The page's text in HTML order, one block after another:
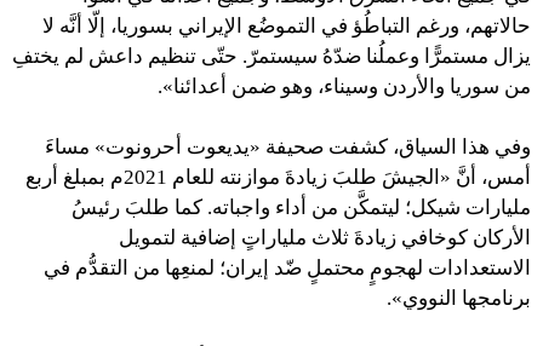
حالاتهم، ورغم التباطُؤ في التموضُع الإيراني بسوريا، إلّا أنَّه لا
يزال مستمرًّا وعملُنا ضدّهُ سيستمرّ. حتّى تنظيم داعش لم يختفِ
من سوريا والأردن وسيناء، وهو ضمن أعدائنا».
وفي هذا السياق، كشفت صحيفة «يديعوت أحرونوت» مساءَ
أمس، أنَّ «الجيشَ طلبَ زيادةَ موازنته للعام 2021م بمبلغ أربع
مليارات شيكل؛ ليتمكَّن من أداء واجباته. كما طلبَ رئيسُ
الأركان كوخافي زيادةَ ثلاث ملياراتٍ إضافية لتمويل
الاستعدادات لهجومٍ محتملٍ ضّد إيران؛ لمنعِها من التقدُّم في
برنامجها النووي».